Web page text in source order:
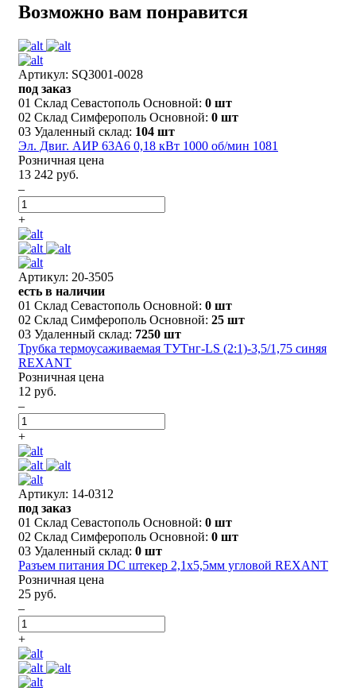
Возможно вам понравится
Артикул: SQ3001-0028
под заказ
01 Склад Севастополь Основной: 0 шт
02 Склад Симферополь Основной: 0 шт
03 Удаленный склад: 104 шт
Эл. Двиг. АИР 63A6 0,18 кВт 1000 об/мин 1081
Розничная цена
13 242 руб.
–
+
Артикул: 20-3505
есть в наличии
01 Склад Севастополь Основной: 0 шт
02 Склад Симферополь Основной: 25 шт
03 Удаленный склад: 7250 шт
Трубка термоусаживаемая ТУТнг-LS (2:1)-3,5/1,75 синяя
REXANT
Розничная цена
12 руб.
–
+
Артикул: 14-0312
под заказ
01 Склад Севастополь Основной: 0 шт
02 Склад Симферополь Основной: 0 шт
03 Удаленный склад: 0 шт
Разъем питания DC штекер 2,1х5,5мм угловой REXANT
Розничная цена
25 руб.
–
+